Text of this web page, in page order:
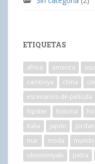
ETIQUETAS
africa america asia
camboya
china
escenarios-de-película
hipster
historia
italia
japón
mar
moda mundo
okonomiyaki
petra